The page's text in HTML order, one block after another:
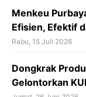
Menkeu
Efisien, Efektif
Rabu, 15 Juli 2026
‎Dongkrak
Gelontorkan